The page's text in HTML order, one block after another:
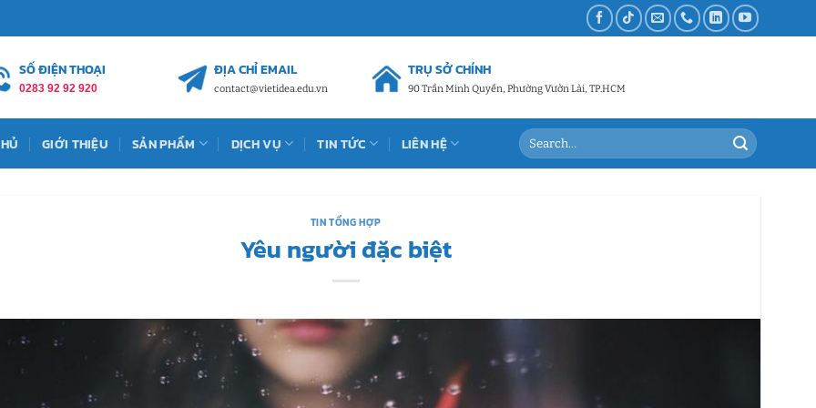
SỐ ĐIỆN THOẠI
0283 92 92 920
ĐỊA CHỈ EMAIL
contact@vietidea.edu.vn
TRỤ SỞ CHÍNH
90 Trần Minh Quyền, Phường Vườn Lài, TP.HCM
GIỚI THIỆU SẢN PHẨM DỊCH VỤ TIN TỨC LIÊN HỆ
TIN TỔNG HỢP
Yêu người đặc biệt